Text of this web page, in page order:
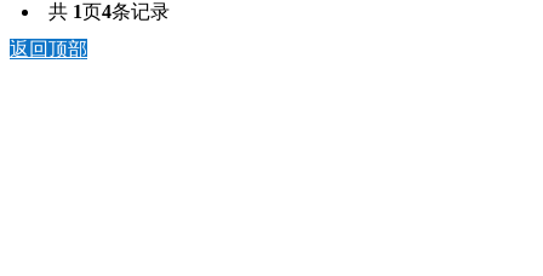
共 1页4条记录
返回顶部